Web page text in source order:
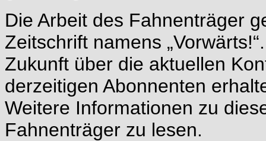
Die Arbeit des Fahnenträger
Zeitschrift namens
Zukunft über die aktuellen
derzeitigen Abonnenten
Weitere Informationen zu
Fahnenträger zu lesen.